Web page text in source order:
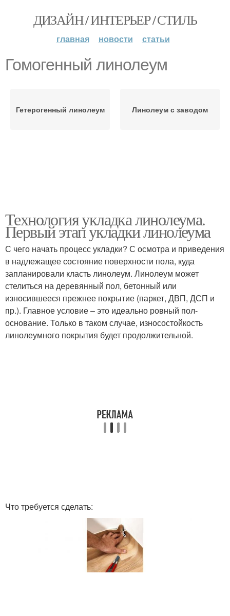
ДИЗАЙН / ИНТЕРЬЕР / СТИЛЬ
главная новости статьи
Гомогенный линолеум
Гетерогенный линолеум Линолеум с заводом
Технология укладка линолеума.
Первый этап укладки линолеума
С чего начать процесс укладки? С осмотра и приведения
в надлежащее состояние поверхности пола, куда
запланировали класть линолеум. Линолеум может
стелиться на деревянный пол, бетонный или
износившееся прежнее покрытие (паркет, ДВП, ДСП и
пр.). Главное условие – это идеально ровный пол-
основание. Только в таком случае, износостойкость
линолеумного покрытия будет продолжительной.
Что требуется сделать: